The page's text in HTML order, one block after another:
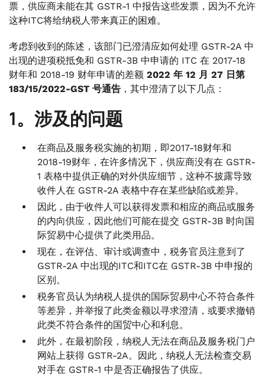
票，供应商未能在其 GSTR-1 中报告这些发票，因为不允许
这种ITC将给纳税人带来真正的困难。
考虑到收到的陈述，该部门已澄清应如何处理 GSTR-2A 中
出现的进项税抵免和 GSTR-3B 中申请的 ITC 在 2017-18
财年和 2018-19 财年申请的差额 2022 年 12 月 27 日第
183/15/2022-GST 号通告 ，其中澄清了以下几点：
1。涉及的问题
在商品及服务税实施的初期，即2017-18财年和
2018-19财年，在许多情况下，供应商没有在 GSTR-
1 表格中提供正确的对外供应细节，这种不披露导致
收件人在 GSTR-2A 表格中存在某些缺陷或差异。
因此，由于收件人可以获得发票和相应的商品或服务
的内向供应，因此他们可能在提交 GSTR-3B 时向国
际贸易中心提供了此类用品。
现在，在评估、审计或调查中，税务官员注意到了
GSTR-2A 中出现的ITC和ITC在 GSTR-3B 中申报的
区别。
税务官员认为纳税人提供的国际贸易中心不符合条件
等差异，并举报了此类金额以寻求澄清，或要求撤销
此类不符合条件的国贸中心和利息。
此外，在最初阶段，纳税人无法在商品及服务税门户
网站上获得 GSTR-2A。因此，纳税人无法检查交易
对手在 GSTR-1 中是否正确报告了供应。